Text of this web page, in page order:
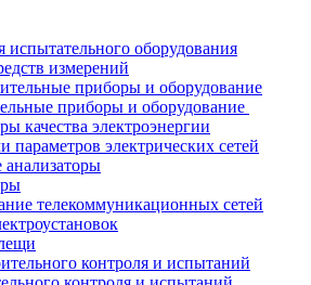
испытательного оборудования
измерений
приборы и оборудование
качества электроэнергии
параметров электрических сетей
телекоммуникационных сетей